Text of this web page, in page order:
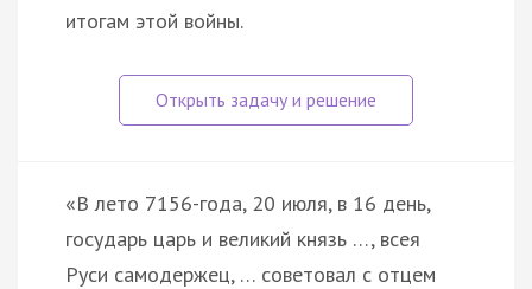
итогам этой войны.
«В лето 7156-года, 20 июля, в 16 день,
государь царь и великий князь …, всея
Руси самодержец, … советовал с отцем